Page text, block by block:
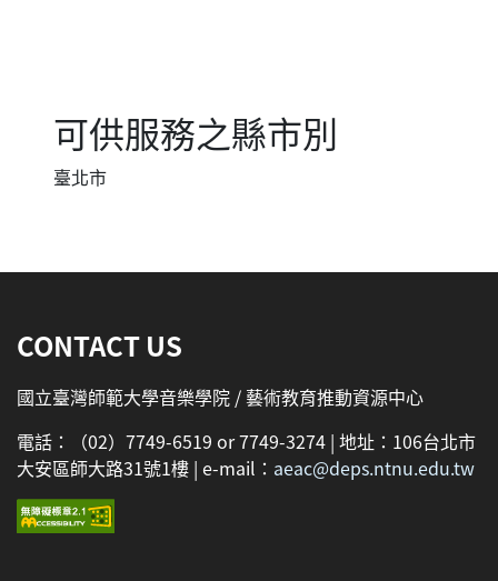
可供服務之縣市別
臺北市
CONTACT US
國立臺灣師範大學音樂學院 / 藝術教育推動資源中心
電話：（02）7749-6519 or 7749-3274 | 地址：106台北市
大安區師大路31號1樓 | e-mail： aeac@deps.ntnu.edu.tw